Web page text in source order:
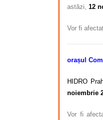
astăzi, 12
Vor fi
orașul
HIDRO
noiembrie
Vor fi